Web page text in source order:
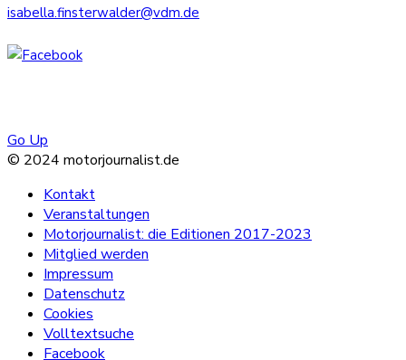
isabella.finsterwalder@vdm.de
Go Up
© 2024 motorjournalist.de
Kontakt
Veranstaltungen
Motorjournalist: die Editionen 2017-2023
Mitglied werden
Impressum
Datenschutz
Cookies
Volltextsuche
Facebook